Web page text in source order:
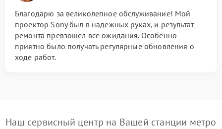
Благодарю за великолепное обслуживание! Мой
проектор Sony был в надежных руках, и результат
ремонта превзошел все ожидания. Особенно
приятно было получать регулярные обновления о
ходе работ.
Наш сервисный центр на Вашей станции метро